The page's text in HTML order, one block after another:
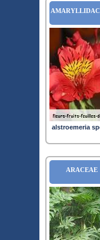
alstroemeria
ARACEAE